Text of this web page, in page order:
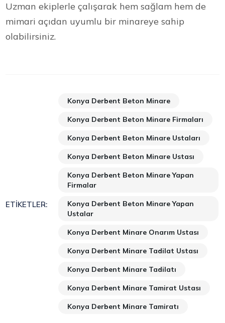
Uzman ekiplerle çalışarak hem sağlam hem de
mimari açıdan uyumlu bir minareye sahip
olabilirsiniz.
ETIKETLER:
Konya Derbent Beton Minare
Konya Derbent Beton Minare Firmaları
Konya Derbent Beton Minare Ustaları
Konya Derbent Beton Minare Ustası
Konya Derbent Beton Minare Yapan
Firmalar
Konya Derbent Beton Minare Yapan
Ustalar
Konya Derbent Minare Onarım Ustası
Konya Derbent Minare Tadilat Ustası
Konya Derbent Minare Tadilatı
Konya Derbent Minare Tamirat Ustası
Konya Derbent Minare Tamiratı